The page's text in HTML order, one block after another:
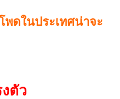
วประมาณ 20% โดย
บเกี่ยวได้เร็วขึ้น